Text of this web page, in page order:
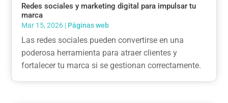
Redes sociales y marketing digital para impulsar tu
marca
Mar 15, 2026 | Páginas web
Las redes sociales pueden convertirse en una
poderosa herramienta para atraer clientes y
fortalecer tu marca si se gestionan correctamente.